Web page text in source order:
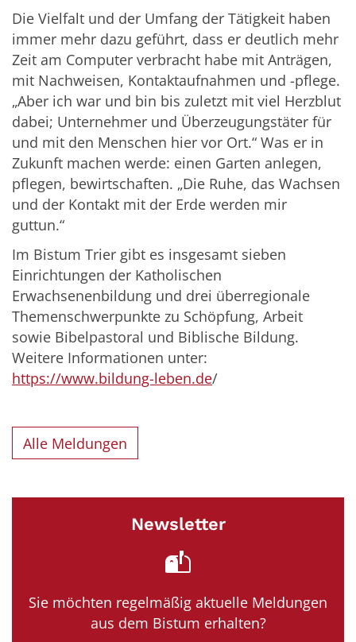
Die Vielfalt und der Umfang der Tätigkeit haben
immer mehr dazu geführt, dass er deutlich mehr
Zeit am Computer verbracht habe mit Anträgen,
mit Nachweisen, Kontaktaufnahmen und -pflege.
„Aber ich war und bin bis zuletzt mit viel Herzblut
dabei; Unternehmer und Überzeugungstäter für
und mit den Menschen hier vor Ort.“ Was er in
Zukunft machen werde: einen Garten anlegen,
pflegen, bewirtschaften. „Die Ruhe, das Wachsen
und der Kontakt mit der Erde werden mir
guttun.“
Im Bistum Trier gibt es insgesamt sieben
Einrichtungen der Katholischen
Erwachsenenbildung und drei überregionale
Themenschwerpunkte zu Schöpfung, Arbeit
sowie Bibelpastoral und Biblische Bildung.
Weitere Informationen unter:
https://www.bildung-leben.de/
Alle Meldungen
Newsletter
Sie möchten regelmäßig aktuelle Meldungen
aus dem Bistum erhalten?